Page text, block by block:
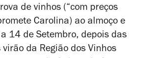
de vinhos (“com preços
Carolina) ao almoço e
14 de Setembro, depois das
da Região dos Vinhos